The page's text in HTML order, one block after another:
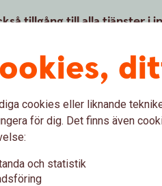
tillgång till alla tjänster i
företagets ekonomi.
cookies eller liknande
för dig. Det finns även
och statistik